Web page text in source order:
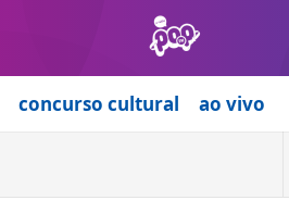
concurso cultural ao vivo